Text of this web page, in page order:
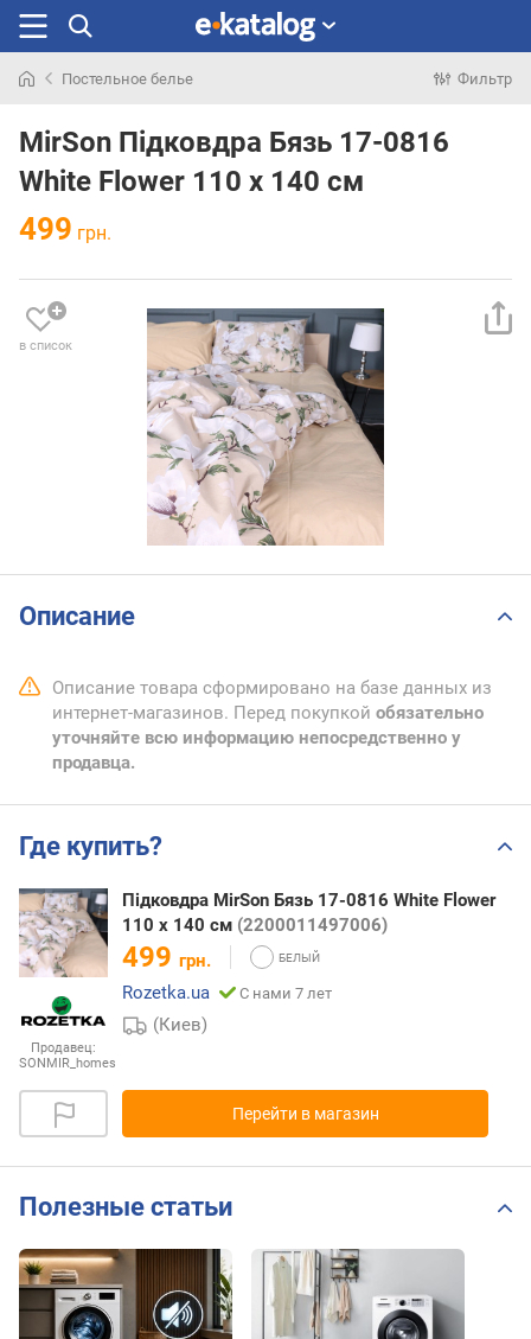
раньше
Постельное белье Фильтр
MirSon Підковдра Бязь 17-0816
White Flower 110 x 140 см
499 грн.
в список
Описание
Описание товара сформировано на базе данных из
интернет-магазинов. Перед покупкой обязательно
уточняйте всю информацию непосредственно у
продавца.
Где купить?
Продавец:
SONMIR_homes
Підковдра MirSon Бязь 17-0816 White Flower
110 x 140 см (2200011497006)
499 грн.
Rozetka.ua
С нами 7 лет
(Киев)
Перейти в магазин
Полезные статьи